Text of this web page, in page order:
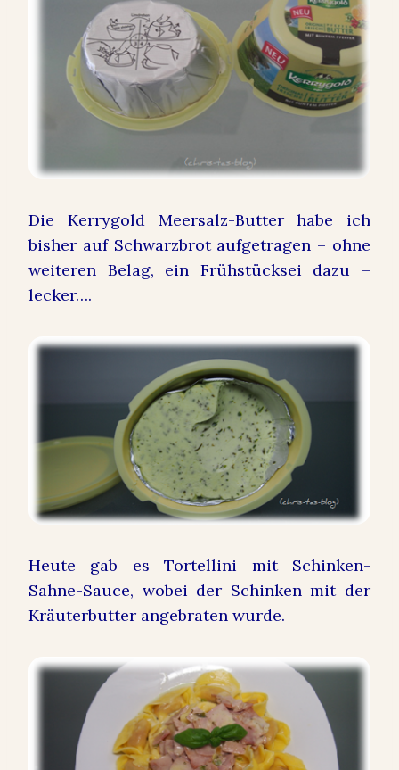
Die Kerrygold Meersalz-Butter habe ich
bisher auf Schwarzbrot aufgetragen – ohne
weiteren Belag, ein Frühstücksei dazu –
lecker….
Heute gab es Tortellini mit Schinken-
Sahne-Sauce, wobei der Schinken mit der
Kräuterbutter angebraten wurde.